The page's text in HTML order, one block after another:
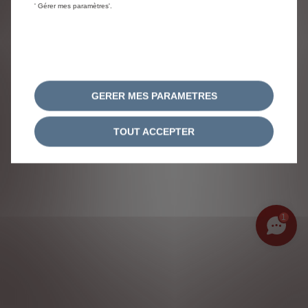
' Gérer mes paramètres'.
GERER MES PARAMETRES
TOUT ACCEPTER
1